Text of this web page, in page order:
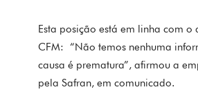
Esta posição está em linha com
CFM: “Não temos nenhuma
causa é prematura”, afirmou a
pela Safran, em comunicado.